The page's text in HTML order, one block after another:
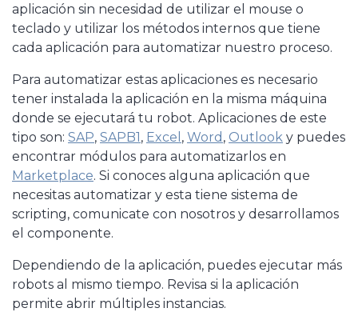
aplicación sin necesidad de utilizar el mouse o
teclado y utilizar los métodos internos que tiene
cada aplicación para automatizar nuestro proceso.
Para automatizar estas aplicaciones es necesario
tener instalada la aplicación en la misma máquina
donde se ejecutará tu robot. Aplicaciones de este
tipo son: SAP, SAPB1, Excel , Word , Outlook y puedes
encontrar módulos para automatizarlos en
Marketplace. Si conoces alguna aplicación que
necesitas automatizar y esta tiene sistema de
scripting, comunicate con nosotros y desarrollamos
el componente.
Dependiendo de la aplicación, puedes ejecutar más
robots al mismo tiempo. Revisa si la aplicación
permite abrir múltiples instancias.